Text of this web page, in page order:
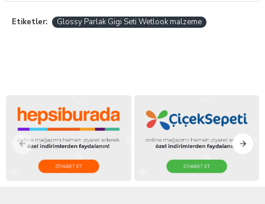
Etiketler: Glossy Parlak Gigi Seti Wetlook malzeme